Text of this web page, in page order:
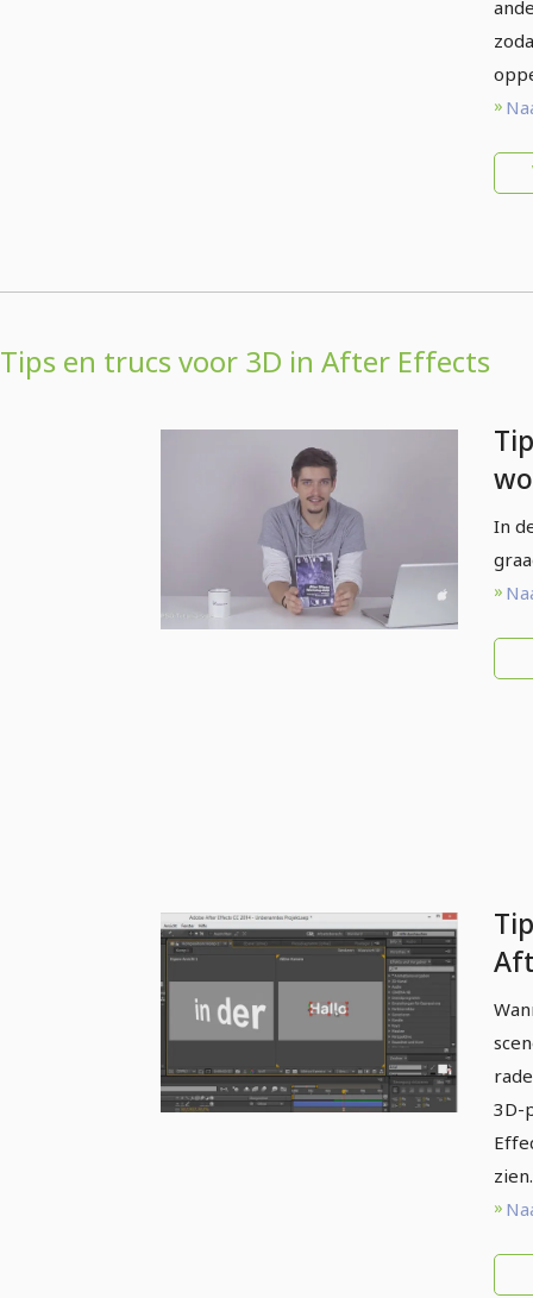
Tips en trucs voor 3D in After Effects
In
3D-
zien.